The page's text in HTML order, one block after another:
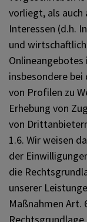
vorliegt, als
Interessen (d.h.
und
Onlineangebotes
insbesondere
von Profilen zu
Erhebung von
von
1.6. Wir weisen
der
die
unserer
Maßnahmen Art.